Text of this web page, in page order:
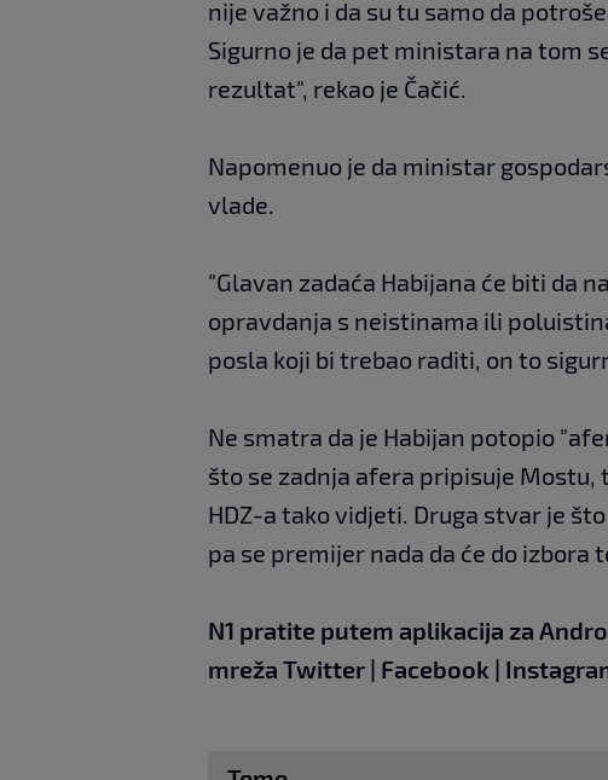
nije važno i da su tu samo da
Sigurno je da pet ministara na tom
rezultat", rekao je Čačić.
Napomenuo je da ministar
vlade.
"Glavan zadaća Habijana će biti da
opravdanja s neistinama ili
posla koji bi trebao raditi, on to
Ne smatra da je Habijan potopio
što se zadnja afera pripisuje
HDZ-a tako vidjeti. Druga stvar je
pa se premijer nada da će do izbora
N1 pratite putem aplikacija za
mreža Twitter | Facebook |